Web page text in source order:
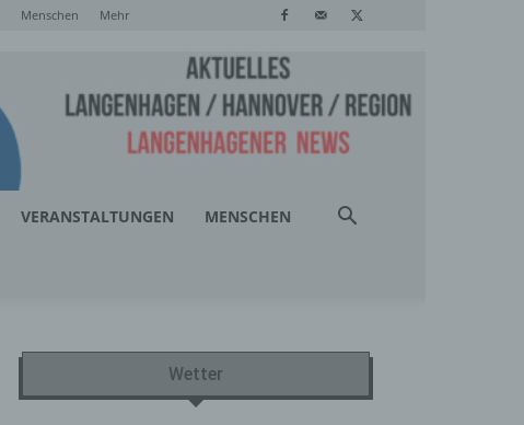
Menschen Mehr
VERANSTALTUNGEN MENSCHEN
Wetter